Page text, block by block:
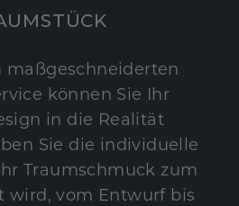
maßgeschneiderten
können Sie Ihr
in die Realität
Sie die individuelle
Traumschmuck zum
wird, vom Entwurf bis